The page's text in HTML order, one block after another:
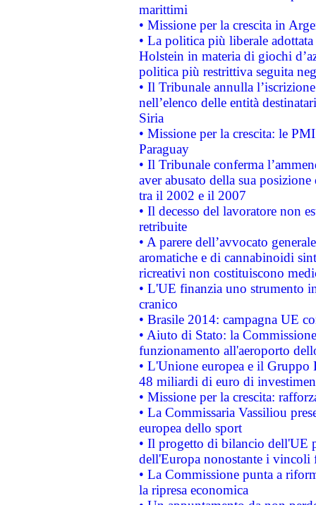
marittimi
• Missione per la crescita in
• La politica più liberale
Holstein in materia di giochi
politica più restrittiva seguita
• Il Tribunale annulla
nell’elenco delle entità
Siria
• Missione per la crescita: le
Paraguay
• Il Tribunale conferma
aver abusato della sua
tra il 2002 e il 2007
• Il decesso del lavoratore non
retribuite
• A parere dell’avvocato
aromatiche e di cannabinoidi
ricreativi non costituiscono
• L'UE finanzia uno strumento
cranico
• Brasile 2014: campagna UE
• Aiuto di Stato: la
funzionamento all'aeroporto
• L'Unione europea e il
48 miliardi di euro di
• Missione per la crescita:
• La Commissaria Vassiliou
europea dello sport
• Il progetto di bilancio dell'UE
dell'Europa nonostante i vincoli
• La Commissione punta a
la ripresa economica